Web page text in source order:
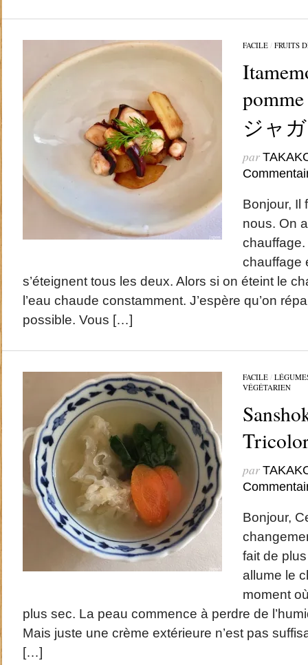
FACILE/ FRUITS
ジャ
par
Bonjour, Il
nous. On
chauffage
s’éteignent tous les deux. Alors si on éteint le
l’eau chaude constamment. J’espère qu’on
possible. Vous […]
FACILE/
VÉGÉTARIEN
par
Bonjour,
fait de
allume le
moment
plus sec. La peau commence à perdre de
Mais juste une crème extérieure n’est pas
[…]